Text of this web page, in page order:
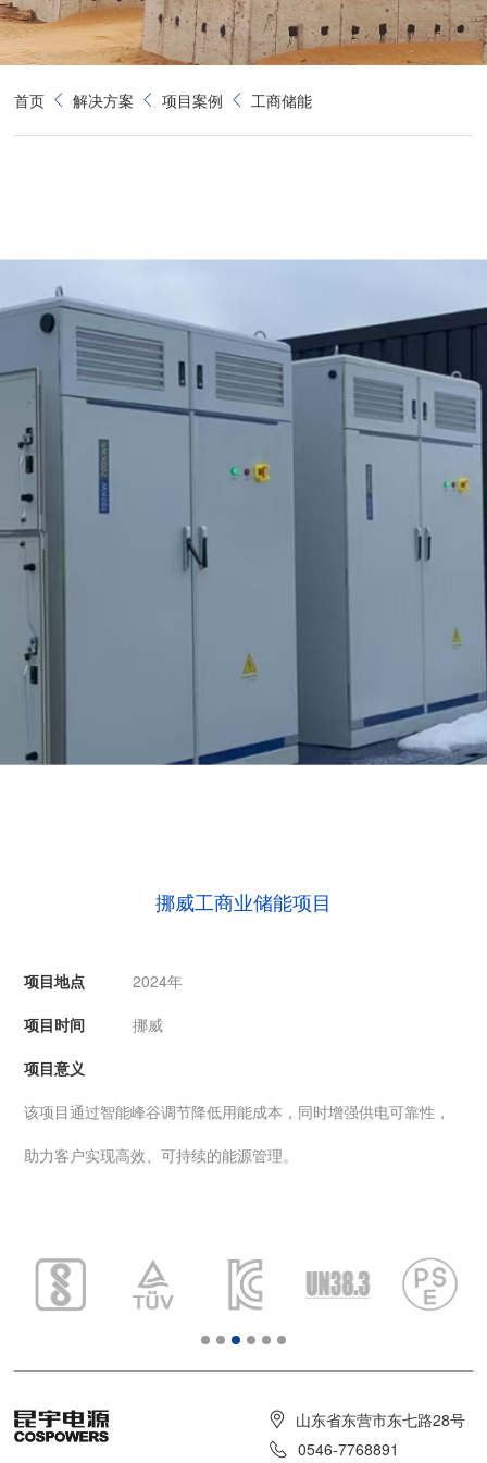
首页 解决方案 项目案例 工商储能
挪威工商业储能项目
项目地点
2024年
项目时间
挪威
项目意义
该项目通过智能峰谷调节降低用能成本，同时增强供电可靠性，
助力客户实现高效、可持续的能源管理。
山东省东营市东七路28号
0546-7768891